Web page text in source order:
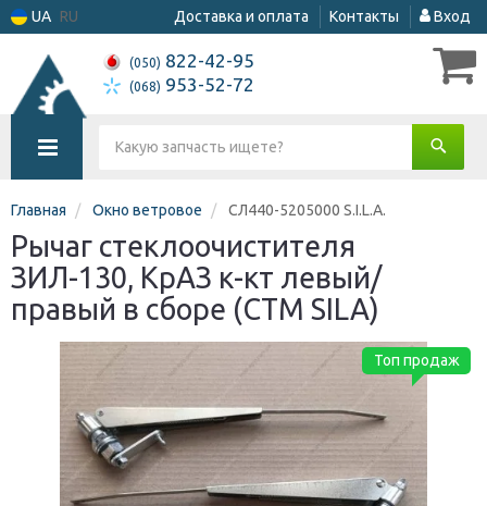
UA RU Доставка и оплата Контакты Вход
(050) 822-42-95
(068) 953-52-72
Главная Окно ветровое СЛ440-5205000 S.I.L.A.
Рычаг стеклоочистителя
ЗИЛ-130, КрАЗ к-кт левый/
правый в сборе (СТМ SILA)
Топ продаж